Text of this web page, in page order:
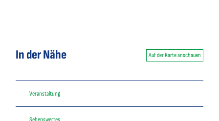
In der Nähe Auf der Karte anschauen
Veranstaltung